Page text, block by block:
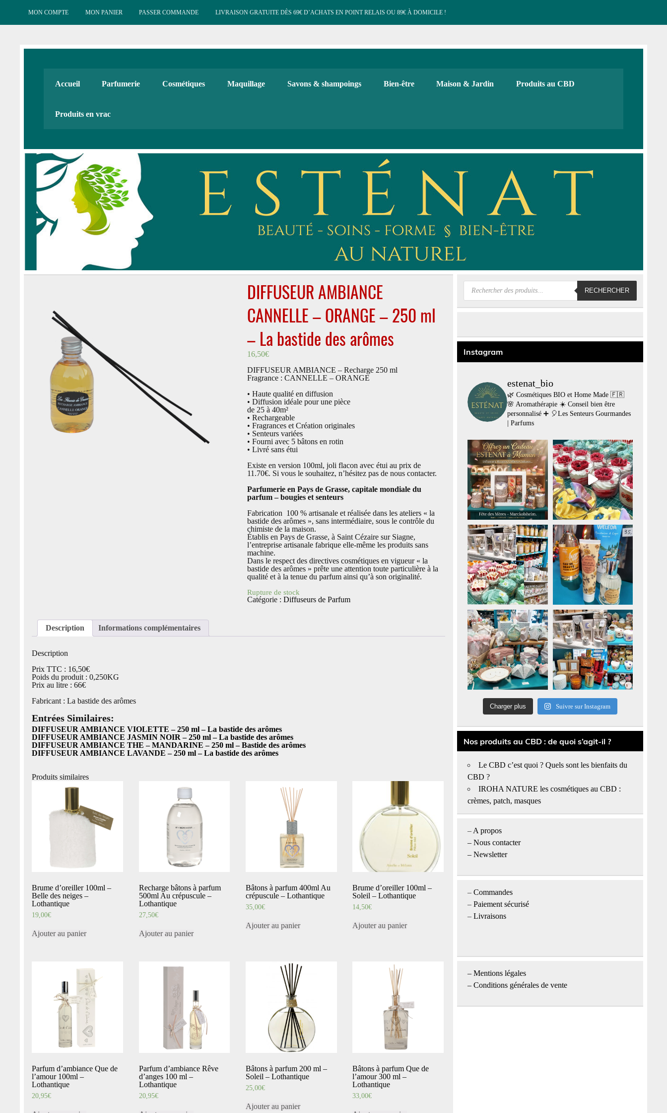
MON COMPTE MON PANIER PASSER COMMANDE LIVRAISON GRATUITE DÈS 69€ D’ACHATS EN POINT RELAIS OU 89€ À DOMICILE !
Esténat : Parfumerie cosmétiques maquillage CBD français Bio
Accueil
Parfumerie Cosmétiques Maquillage Savons & shampoings Bien-être Maison & Jardin Produits au CBD
Produits en vrac
DIFFUSEUR AMBIANCE
CANNELLE – ORANGE – 250 ml
– La bastide des arômes
16,50€
DIFFUSEUR AMBIANCE – Recharge 250 ml
Fragrance : CANNELLE – ORANGE
• Haute qualité en diffusion
• Diffusion idéale pour une pièce
de 25 à 40m²
• Rechargeable
• Fragrances et Création originales
• Senteurs variées
• Fourni avec 5 bâtons en rotin
• Livré sans étui
Existe en version 100ml, joli flacon avec étui au prix de
11.70€. Si vous le souhaitez, n’hésitez pas de nous contacter.
Parfumerie en Pays de Grasse, capitale mondiale du
parfum – bougies et senteurs
Fabrication 100 % artisanale et réalisée dans les ateliers « la
bastide des arômes », sans intermédiaire, sous le contrôle du
chimiste de la maison.
Établis en Pays de Grasse, à Saint Cézaire sur Siagne,
l’entreprise artisanale fabrique elle-même les produits sans
machine.
Dans le respect des directives cosmétiques en vigueur « la
bastide des arômes » prête une attention toute particulière à la
qualité et à la tenue du parfum ainsi qu’à son originalité.
Rupture de stock
Catégorie : Diffuseurs de Parfum
Description Informations complémentaires
Description
Prix TTC : 16,50€
Poids du produit : 0,250KG
Prix au litre : 66€
Fabricant : La bastide des arômes
Entrées Similaires:
DIFFUSEUR AMBIANCE VIOLETTE – 250 ml – La bastide des arômes
DIFFUSEUR AMBIANCE JASMIN NOIR – 250 ml – La bastide des arômes
DIFFUSEUR AMBIANCE THE – MANDARINE – 250 ml – Bastide des arômes
DIFFUSEUR AMBIANCE LAVANDE – 250 ml – La bastide des arômes
Produits similaires
Brume d’oreiller 100ml –
Belle des neiges –
Lothantique
19,00€
Ajouter au panier
Recharge bâtons à parfum
500ml Au crépuscule –
Lothantique
27,50€
Ajouter au panier
Bâtons à parfum 400ml Au
crépuscule – Lothantique
35,00€
Ajouter au panier
Brume d’oreiller 100ml –
Soleil – Lothantique
14,50€
Ajouter au panier
Parfum d’ambiance Que de
l’amour 100ml –
Lothantique
20,95€
Parfum d’ambiance Rêve
d’anges 100 ml –
Lothantique
20,95€
Bâtons à parfum 200 ml –
Soleil – Lothantique
25,00€
Ajouter au panier
Bâtons à parfum Que de
l’amour 300 ml –
Lothantique
33,00€
Recherche
produits
RECHERCHER
Instagram
estenat_bio
🌿 Cosmétiques BIO et Home Made 🇫🇷
🌸 Aromathérapie ☀️ Conseil bien être
personnalisé ➕ 🎈Les Senteurs Gourmandes
| Parfums
Charger plus Suivre sur Instagram
Nos produits au CBD : de quoi s’agit-il ?
Le CBD c’est quoi ? Quels sont les bienfaits du
CBD ?
IROHA NATURE les cosmétiques au CBD :
crèmes, patch, masques
– A propos
–Nous contacter
– Newsletter
–Commandes
–Paiement sécurisé
–Livraisons
–Mentions légales
– Conditions générales de vente